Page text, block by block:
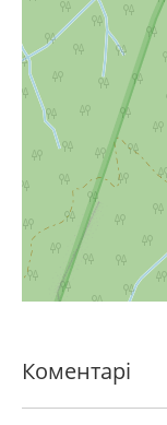
Коментарі